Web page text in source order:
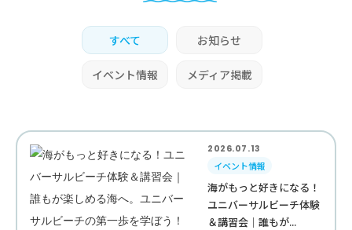
すべて お知らせ
イベント情報 メディア掲載
2026.07.13
イベント情報
海がもっと好きになる！
ユニバーサルビーチ体験
＆講習会｜誰もが...